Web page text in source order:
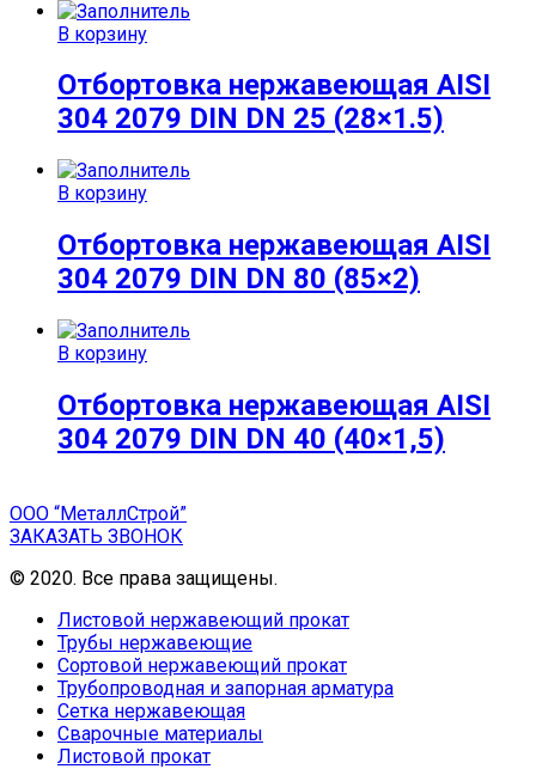
В корзину
Отбортовка нержавеющая AISI
304 2079 DIN DN 25 (28×1.5)
В корзину
Отбортовка нержавеющая AISI
304 2079 DIN DN 80 (85×2)
В корзину
Отбортовка нержавеющая AISI
304 2079 DIN DN 40 (40×1,5)
ООО “МеталлСтрой”
ЗАКАЗАТЬ ЗВОНОК
© 2020. Все права защищены.
Листовой нержавеющий прокат
Трубы нержавеющие
Сортовой нержавеющий прокат
Трубопроводная и запорная арматура
Сетка нержавеющая
Сварочные материалы
Листовой прокат